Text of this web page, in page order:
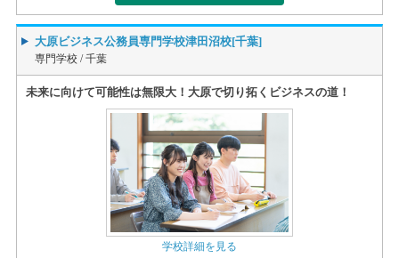
大原ビジネス公務員専門学校津田沼校[千葉]
専門学校 /千葉
未来に向けて可能性は無限大！大原で切り拓くビジネスの道！
学校詳細を見る